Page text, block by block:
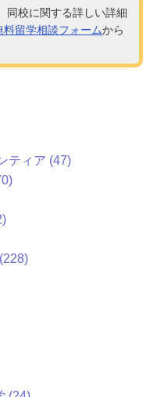
同校に関する詳しい詳細
料留学相談フォームから
ティア (47)